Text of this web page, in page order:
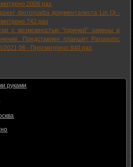
2006 раз
фотографа документалиста Lin Qi -
742 раз
с возможностью "горячей" замены и
Представлен планшет Panasonic
2021 06 - Просмотрено 840 раз
руками